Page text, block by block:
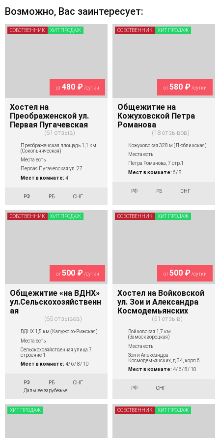
Возможно, Вас заинтересует:
от480 ₽/сутки
Хостел на
Преображенской ул.
Первая Пугачевская
61 отзыв
Преображенская площадь 1,1 км
(Сокольническая)
Места есть
Первая Пугачевская ул. 27
Мест в комнате: 4
РФ РБ СНГ
СОБСТВЕННИК ХИТ ПРОДАЖ
от580 ₽/сутки
Общежитие на
Кожуховской Петра
Романова
18 отзывов
Кожуховская 328 м (Люблинская)
Места есть
Петра Романова, 7 стр.1
Мест в комнате: 6/ 8
РФ РБ СНГ
СОБСТВЕННИК ХИТ ПРОДАЖ
от500 ₽/сутки
Общежитие «на ВДНХ»
ул.Сельскохозяйственн
ая
65 отзывов
ВДНХ 1,5 км (Калужско-Рижская)
Места есть
Сельскохозяйственная улица 7
строение 1
Мест в комнате: 4/ 6/ 8/ 10
РФ РБ
СНГ
Дальнее зарубежье
СОБСТВЕННИК ХИТ ПРОДАЖ
от500 ₽/сутки
Хостел на Войковской
ул. Зои и Александра
Космодемьянских
51 отзыв
Войковская 1,7 км
(Замоскворецкая)
Места есть
Зои и Александра
Космодемьянских, д.34, корп.6.
Мест в комнате: 4/ 6/ 8/ 10
РФ СНГ
СОБСТВЕННИК ХИТ ПРОДАЖ
ХИТ ПРОДАЖ СОБСТВЕННИК ХИТ ПРОДАЖ